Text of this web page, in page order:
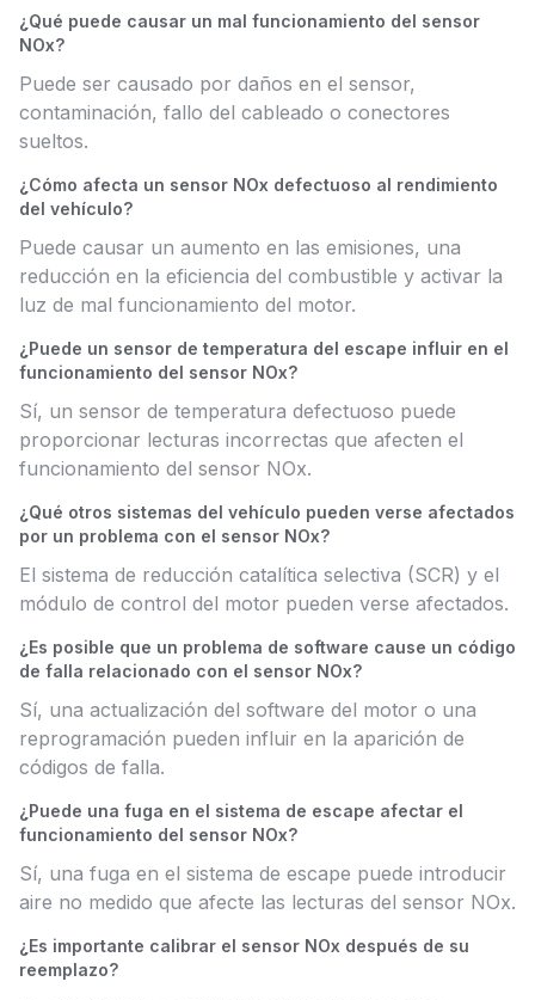
¿Qué puede causar un mal funcionamiento del sensor
NOx?
Puede ser causado por daños en el sensor,
contaminación, fallo del cableado o conectores
sueltos.
¿Cómo afecta un sensor NOx defectuoso al rendimiento
del vehículo?
Puede causar un aumento en las emisiones, una
reducción en la eficiencia del combustible y activar la
luz de mal funcionamiento del motor.
¿Puede un sensor de temperatura del escape influir en el
funcionamiento del sensor NOx?
Sí, un sensor de temperatura defectuoso puede
proporcionar lecturas incorrectas que afecten el
funcionamiento del sensor NOx.
¿Qué otros sistemas del vehículo pueden verse afectados
por un problema con el sensor NOx?
El sistema de reducción catalítica selectiva (SCR) y el
módulo de control del motor pueden verse afectados.
¿Es posible que un problema de software cause un código
de falla relacionado con el sensor NOx?
Sí, una actualización del software del motor o una
reprogramación pueden influir en la aparición de
códigos de falla.
¿Puede una fuga en el sistema de escape afectar el
funcionamiento del sensor NOx?
Sí, una fuga en el sistema de escape puede introducir
aire no medido que afecte las lecturas del sensor NOx.
¿Es importante calibrar el sensor NOx después de su
reemplazo?